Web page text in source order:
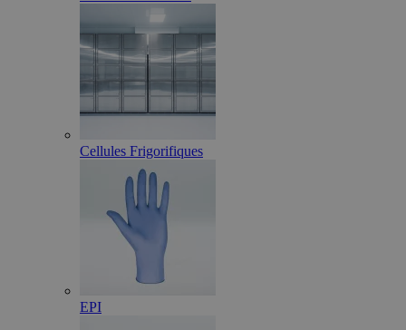
Cellules Frigorifiques
EPI